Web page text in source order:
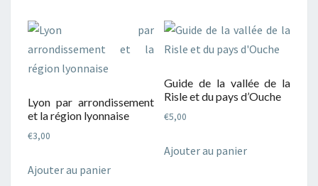
Lyon par arrondissement
et la région lyonnaise
€3,00
Ajouter au panier
Guide de la vallée de la
Risle et du pays d’Ouche
€5,00
Ajouter au panier